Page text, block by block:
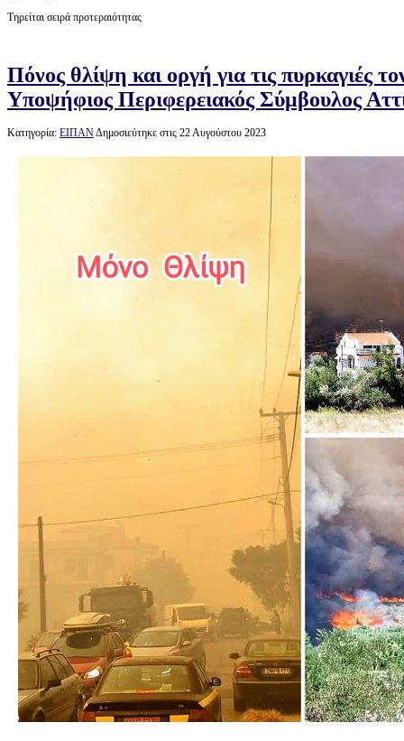
Τηρείται σειρά προτεραιότητας
Πόνος θλίψη και οργή για τις πυρκαγιές
Υποψήφιος Περιφερειακός Σύμβουλος
Κατηγορία: ΕΙΠΑΝΔημοσιεύτηκε στις 22 Αυγούστου 2023